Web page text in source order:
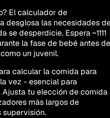
El calculador de
desglosa las necesidades
desperdicie. Espera ~1111
la fase de bebé antes de
un juvenil.
calcular la comida para
vez - esencial para
tu elección de comida
más largos de
supervisión.